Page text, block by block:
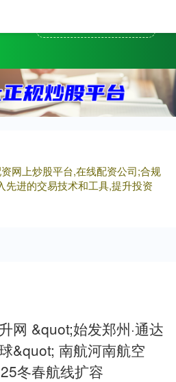
网上炒股平台,在线配资公司;合规
先进的交易技术和工具,提升投资
网 &quot;始发郑州·通达
&quot; 南航河南航空
冬春航线扩容